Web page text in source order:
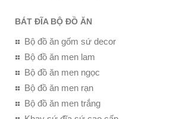
BÁT ĐĨA BỘ ĐỒ ĂN
Bộ đồ ăn gốm sứ decor
Bộ đồ ăn men lam
Bộ đồ ăn men ngọc
Bộ đồ ăn men rạn
Bộ đồ ăn men trắng